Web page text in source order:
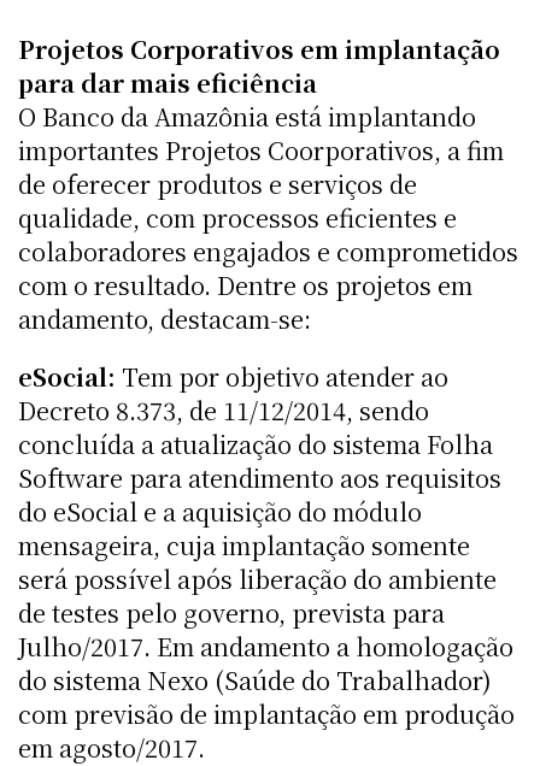
Projetos Corporativos em implantação
para dar mais eficiência
O Banco da Amazônia está implantando
importantes Projetos Coorporativos, a fim
de oferecer produtos e serviços de
qualidade, com processos eficientes e
colaboradores engajados e comprometidos
com o resultado. Dentre os projetos em
andamento, destacam-se:
eSocial: Tem por objetivo atender ao
Decreto 8.373, de 11/12/2014, sendo
concluída a atualização do sistema Folha
Software para atendimento aos requisitos
do eSocial e a aquisição do módulo
mensageira, cuja implantação somente
será possível após liberação do ambiente
de testes pelo governo, prevista para
Julho/2017. Em andamento a homologação
do sistema Nexo (Saúde do Trabalhador)
com previsão de implantação em produção
em agosto/2017.